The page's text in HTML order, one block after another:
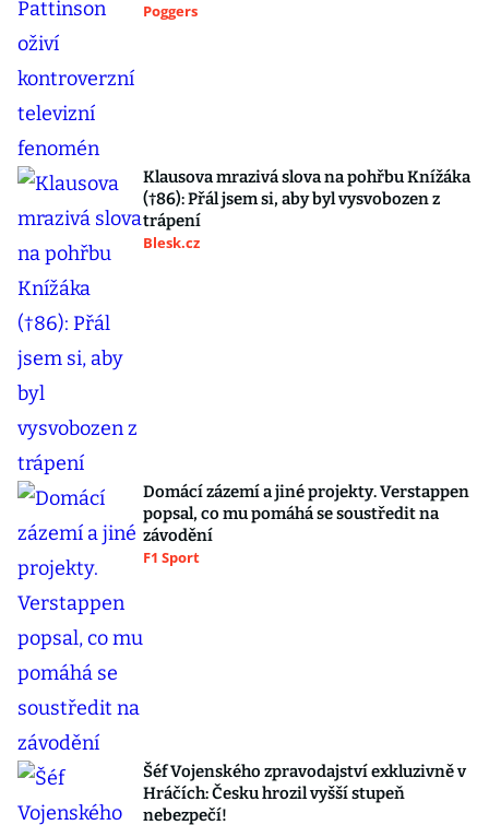
Poggers
Klausova mrazivá slova na pohřbu Knížáka
(†86): Přál jsem si, aby byl vysvobozen z
trápení
Blesk.cz
Domácí zázemí a jiné projekty. Verstappen
popsal, co mu pomáhá se soustředit na
závodění
F1 Sport
Šéf Vojenského zpravodajství exkluzivně v
Hráčích: Česku hrozil vyšší stupeň
nebezpečí!